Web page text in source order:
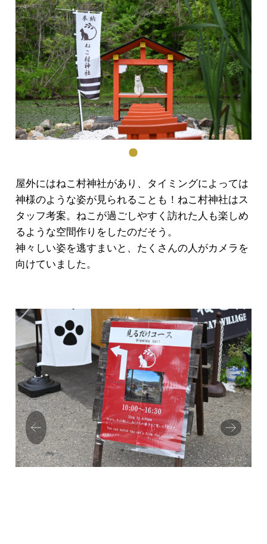
屋外にはねこ村神社があり、タイミングによっては
神様のような姿が見られることも！ねこ村神社はス
タッフ考案。ねこが過ごしやすく訪れた人も楽しめ
るような空間作りをしたのだそう。
神々しい姿を逃すまいと、たくさんの人がカメラを
向けていました。
Prev
ious
Next